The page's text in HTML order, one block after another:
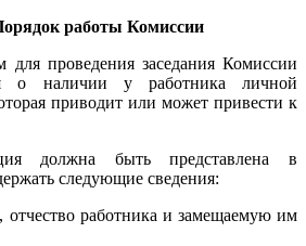
работы Комиссии
для проведения заседания Комиссии
о наличии у работника личной
приводит или может привести к
должна быть представлена в
следующие сведения:
работника и замещаемую им